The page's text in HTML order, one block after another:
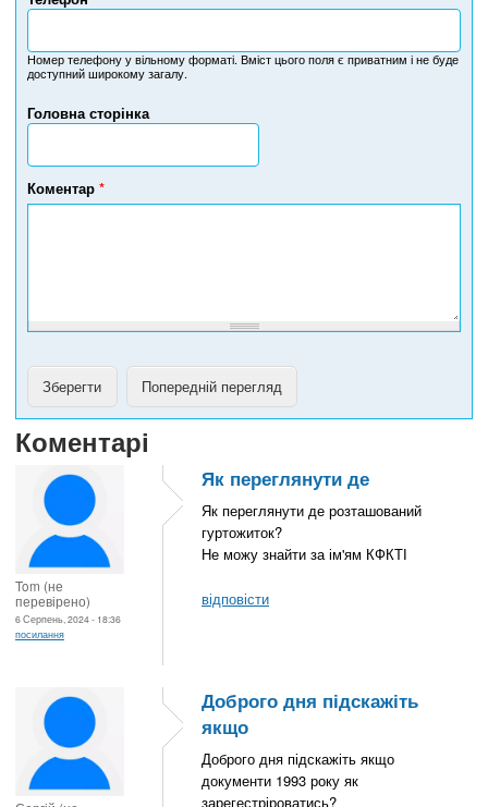
Головна сторінка
Н
м
е
т
л
е
ф
Номер телефону у вільному форматі. Вміст цього поля є приватним і не буде
доступний широкому загалу.
Коментар *
Коментарі
Tom (не
перевірено)
6 Серпень, 2024 - 18:36
посилання
Як переглянути де
Як переглянути де розташований
гуртожиток?
Не можу знайти за ім'ям КФКТІ
відповісти
Доброго дня підскажіть
якщо
Доброго дня підскажіть якщо
документи 1993 року як
зарегестріроватись?